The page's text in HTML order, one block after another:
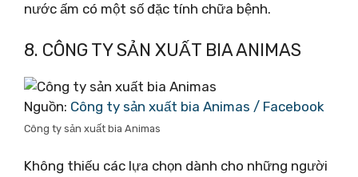
nước ấm có một số đặc tính chữa bệnh.
8. CÔNG TY SẢN XUẤT BIA ANIMAS
Nguồn: Công ty sản xuất bia Animas / Facebook
Công ty sản xuất bia Animas
Không thiếu các lựa chọn dành cho những người